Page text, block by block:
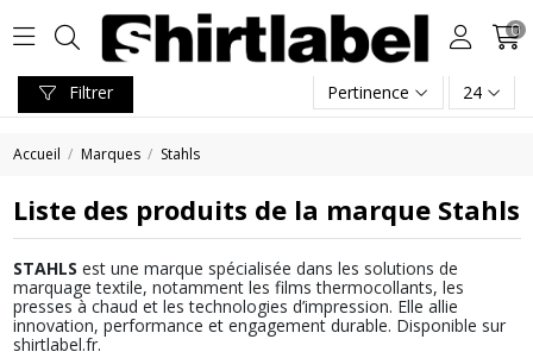
0
Accueil Marques Stahls
Liste des produits de la marque Stahls
STAHLS est une marque spécialisée dans les solutions de
marquage textile, notamment les films thermocollants, les
presses à chaud et les technologies d’impression. Elle allie
innovation, performance et engagement durable. Disponible sur
shirtlabel.fr.
Filtrer Pertinence 24